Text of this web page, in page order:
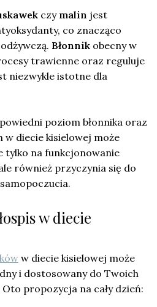
czy malin jest
co znacząco
Błonnik obecny w
trawienne oraz reguluje
niezwykle istotne dla
poziom błonnika oraz
w diecie kisielowej może
tylko na funkcjonowanie
również przyczynia się do
w diecie
w diecie kisielowej może
i dostosowany do Twoich
propozycja na cały dzień: